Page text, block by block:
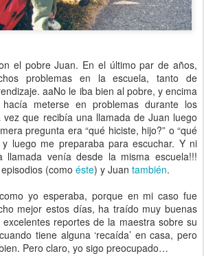
el pobre Juan. En el último par de años,
problemas en la escuela, tanto de
aaNo le iba bien al pobre, y encima
meterse en problemas durante los
que recibía una llamada de Juan luego
pregunta era “qué hiciste, hijo?” o “qué
luego me preparaba para escuchar. Y ni
llamada venía desde la misma escuela!!!
(como éste) y Juan también.
yo esperaba, porque en mi caso fue
mejor estos días, ha traído muy buenas
reportes de la maestra sobre su
tiene alguna ‘recaída’ en casa, pero
Pero claro, yo sigo preocupado…